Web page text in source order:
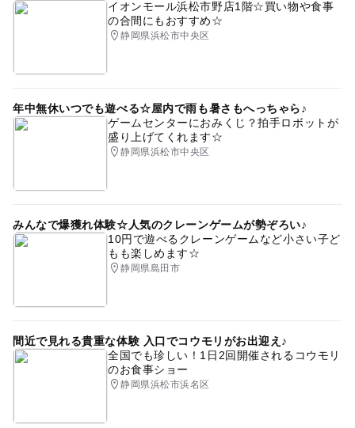
イオンモール浜松市野店1階☆買い物や食事
の合間にもおすすめ☆
静岡県浜松市中央区
年中無休いつでも遊べる☆屋内で雨も暑さもへっちゃら♪
ゲームセンターにおみくじ？拍手ロボットが
盛り上げてくれます☆
静岡県浜松市中央区
みんなで爆獲れ体験☆人気のクレーンゲームが勢ぞろい♪
10円で遊べるクレーンゲームなど小さい子ど
もも楽しめます☆
静岡県島田市
間近で見れる貴重な体験 入口でコウモリがお出迎え♪
全国でも珍しい！1日2回開催されるコウモリ
のお食事ショー
静岡県浜松市浜名区